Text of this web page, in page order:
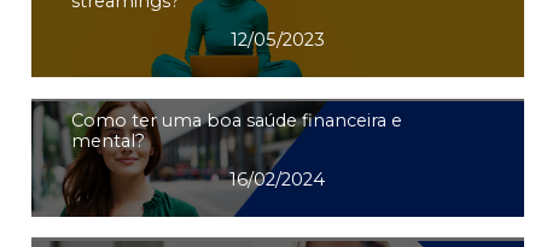
12/05/2023
Como ter uma boa saúde financeira e
mental?
16/02/2024